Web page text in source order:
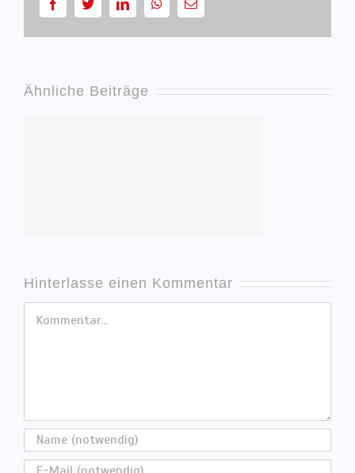
facebooktwitter linkedinwhatsapp
E-
Mail
Ähnliche Beiträge
Hinterlasse einen Kommentar